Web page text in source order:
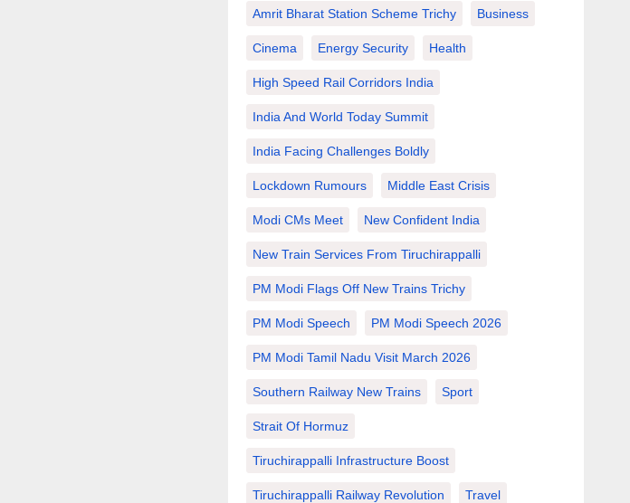
Amrit Bharat Station Scheme Trichy Business
Cinema Energy Security Health
High Speed Rail Corridors India
India And World Today Summit
India Facing Challenges Boldly
Lockdown Rumours Middle East Crisis
Modi CMs Meet New Confident India
New Train Services From Tiruchirappalli
PM Modi Flags Off New Trains Trichy
PM Modi Speech PM Modi Speech 2026
PM Modi Tamil Nadu Visit March 2026
Southern Railway New Trains Sport
Strait Of Hormuz
Tiruchirappalli Infrastructure Boost
Tiruchirappalli Railway Revolution Travel